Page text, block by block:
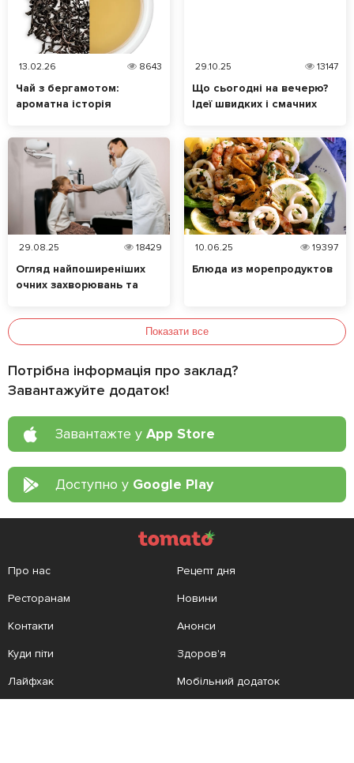
13.02.26 8643
Чай з бергамотом:
ароматна історія
29.10.25 13147
Що сьогодні на вечерю?
Ідеї швидких і смачних
29.08.25 18429
Огляд найпоширеніших
очних захворювань та
продукти позитивно
10.06.25 19397
Блюда из морепродуктов
Показати все
Потрібна інформація про заклад?
Завантажуйте додаток!
Завантажте у App Store
Доступно у Google Play
Про нас
Ресторанам
Контакти
Куди піти
Лайфхак
Рецепт дня
Новини
Анонси
Здоров'я
Мобільний додаток